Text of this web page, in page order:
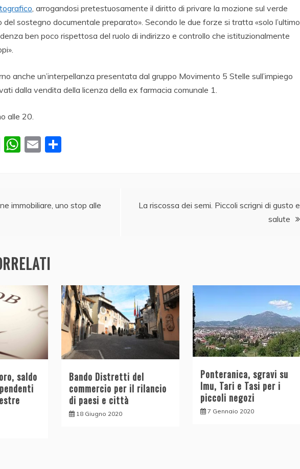
, arrogandosi pretestuosamente il diritto di privare la mozione sul verde
sostegno documentale preparato». Secondo le due forze si tratta «solo l’ultimo
ben poco rispettosa del ruolo di indirizzo e controllo che istituzionalmente
anche un’interpellanza presentata dal gruppo Movimento 5 Stelle sull’impiego
dalla vendita della licenza della ex farmacia comunale 1.
alle 20.
T
W
A
E
vi
immobiliare, uno stop alle
La riscossa dei semi. Piccoli scrigni di gusto e
salute
saldo
Bando Distretti del
commercio per il rilancio
di paesi e città
18 Giugno 2020
Ponteranica, sgravi su
Imu, Tari e Tasi per i
piccoli negozi
7 Gennaio 2020